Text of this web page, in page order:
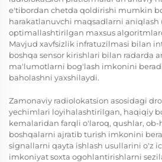
e'tibordan chetda qoldirishi mumkin
harakatlanuvchi maqsadlarni aniqlash
optimallashtirilgan maxsus
Mavjud xavfsizlik infratuzilmasi bilan
boshqa sensor kirishlari bilan radarda
ma'lumotlarni bog'lash imkonini
baholashni yaxshilaydi.
Zamonaviy radiolokatsion asosidagi
yechimlari loyihalashtirilgan, haqiqiy
kemalaridan farqli o'laroq, qushlar,
boshqalarni ajratib turish imkonini
signallarni qayta ishlash usullarini o'z
imkoniyat soxta ogohlantirishlarni